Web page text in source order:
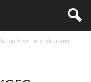
5 місце в обласних